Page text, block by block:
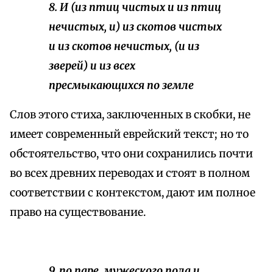
8. И (из птиц чистых и из птиц
нечистых, и) из скотов чистых
и из скотов нечистых, (и из
зверей) и из всех
пресмыкающихся по земле
Слов этого стиха, заключенных в скобки, не
имеет современный еврейский текст; но то
обстоятельство, что они сохранились почти
во всех древних переводах и стоят в полном
соответствии с контекстом, дают им полное
право на существование.